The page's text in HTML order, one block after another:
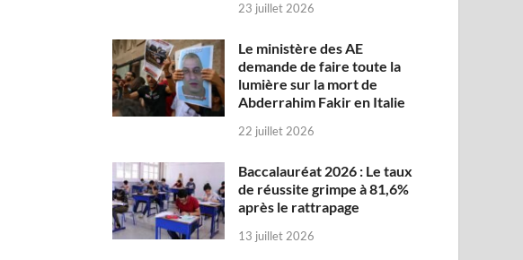
23 juillet 2026
Le ministère des AE
demande de faire toute la
lumière sur la mort de
Abderrahim Fakir en Italie
22 juillet 2026
Baccalauréat 2026 : Le taux
de réussite grimpe à 81,6%
après le rattrapage
13 juillet 2026